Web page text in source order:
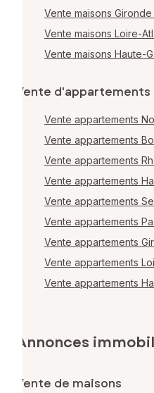
Vente maisons Gironde
Vente maisons Loire-
Vente maisons Haute-
Vente d'appartements
Vente appartements
Vente appartements
Vente appartements
Vente appartements
Vente appartements
Vente appartements
Vente appartements
Vente appartements
Vente appartements
Annonces
Vente de maisons